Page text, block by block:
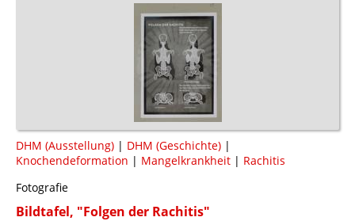
DHM (Ausstellung) | DHM (Geschichte) |
Knochendeformation | Mangelkrankheit | Rachitis
Fotografie
Bildtafel, "Folgen der Rachitis"